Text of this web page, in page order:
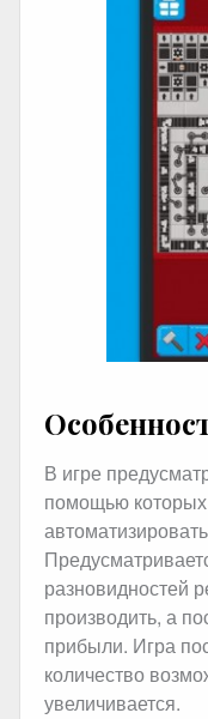
В игре
помощью
разновидностей
производить, а
прибыли. Игра
количество
увеличивается.